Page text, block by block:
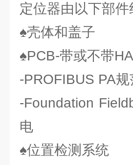
定位器由以下部件
♠壳体和盖子
♠PCB-带或不带
-PROFIBUS PA
-Foundation
电
♠位置检测系统